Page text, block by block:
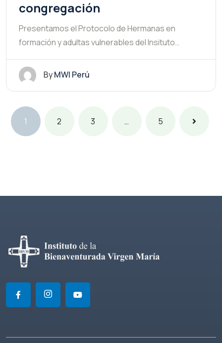
congregación
Presentamos el Protocolo de Hermanas en
formación y adultas vulnerables del Insituto…
ByMWI Perú
1 2 3 … 5